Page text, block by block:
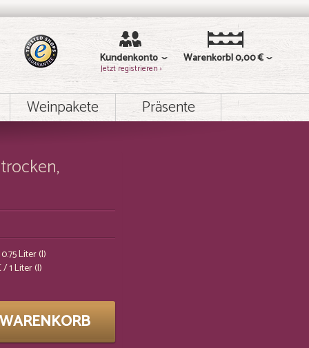
Kundenkonto
Jetzt registrieren ›
Warenkorb 0,00 €
Weinpakete Präsente
0.75 Liter (l)
/ 1 Liter (l)